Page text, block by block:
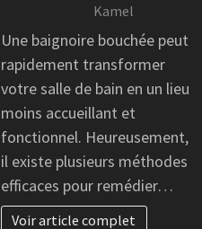
Kamel
Une baignoire bouchée peut
rapidement transformer
votre salle de bain en un lieu
moins accueillant et
fonctionnel. Heureusement,
il existe plusieurs méthodes
efficaces pour remédier…
Voir article complet